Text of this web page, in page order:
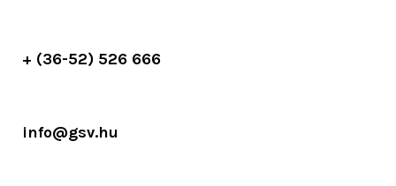
+ (36-52) 526 666
info@gsv.hu